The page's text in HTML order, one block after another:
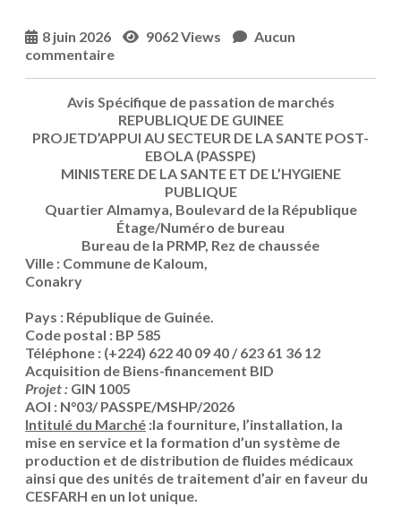
8 juin 2026 9062 Views
Aucun
commentaire
Avis Spécifique de passation de marchés
REPUBLIQUE DE GUINEE
PROJETD’APPUI AU SECTEUR DE LA SANTE POST-
EBOLA (PASSPE)
MINISTERE DE LA SANTE ET DE L’HYGIENE
PUBLIQUE
Quartier Almamya, Boulevard de la République
Étage/Numéro de bureau
Bureau de la PRMP, Rez de chaussée
Ville : Commune de Kaloum,
Conakry
Pays : République de Guinée.
Code postal : BP 585
Téléphone : (+224) 622 40 09 40 / 623 61 36 12
Acquisition de Biens-financement BID
Projet : GIN 1005
AOI : N°03/ PASSPE/MSHP/2026
Intitulé du Marché :la fourniture, l’installation, la
mise en service et la formation d’un système de
production et de distribution de fluides médicaux
ainsi que des unités de traitement d’air en faveur du
CESFARH en un lot unique.